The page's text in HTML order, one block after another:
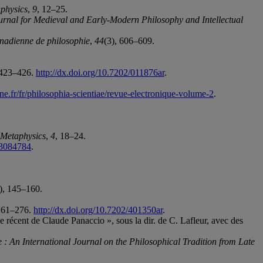
, 9, 12–25.
for Medieval and Early-Modern Philosophy and Intellectual
de philosophie, 44(3), 606–609.
http://dx.doi.org/10.7202/011876ar.
fr/philosophia-scientiae/revue-electronique-volume-2.
, 4, 18–24.
.
145–160.
http://dx.doi.org/10.7202/401350ar.
de Claude Panaccio », sous la dir. de C. Lafleur, avec des
An International Journal on the Philosophical Tradition from Late